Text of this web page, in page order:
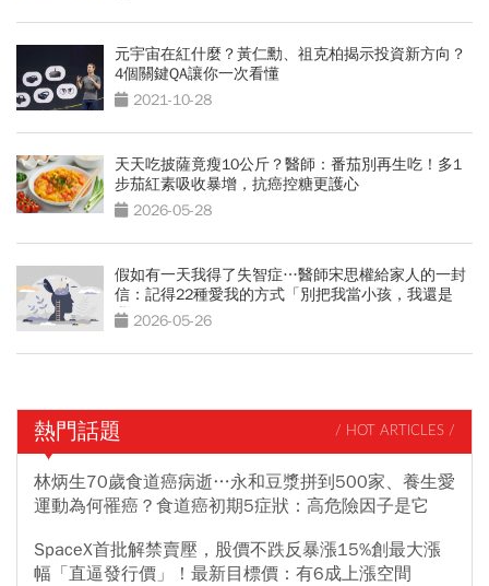
元宇宙在紅什麼？黃仁勳、祖克柏揭示投資新方向？
4個關鍵QA讓你一次看懂
2021-10-28
天天吃披薩竟瘦10公斤？醫師：番茄別再生吃！多1
步茄紅素吸收暴增，抗癌控糖更護心
2026-05-28
假如有一天我得了失智症…醫師宋思權給家人的一封
信：記得22種愛我的方式「別把我當小孩，我還是
我」2026-05-26
熱門話題 / HOT ARTICLES /
林炳生70歲食道癌病逝…永和豆漿拼到500家、養生愛
運動為何罹癌？食道癌初期5症狀：高危險因子是它
SpaceX首批解禁賣壓，股價不跌反暴漲15%創最大漲
幅「直逼發行價」！最新目標價：有6成上漲空間